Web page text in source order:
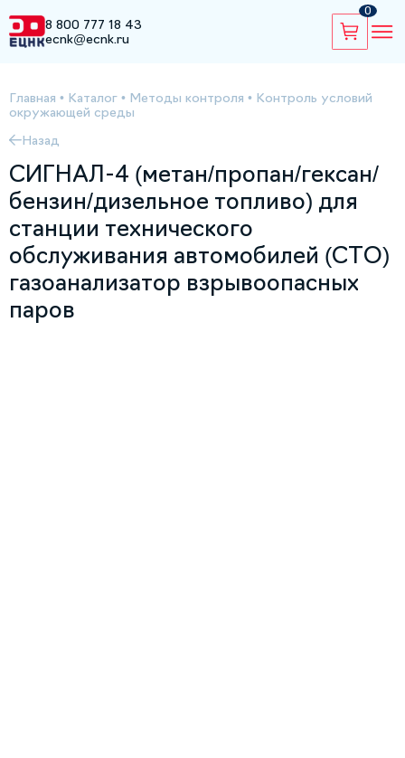
8 800 777 18 43
ecnk@ecnk.ru
0
Главная • Каталог • Методы контроля • Контроль условий
окружающей среды
Назад
СИГНАЛ-4 (метан/пропан/гексан/
бензин/дизельное топливо) для
станции технического
обслуживания автомобилей (СТО)
газоанализатор взрывоопасных
паров